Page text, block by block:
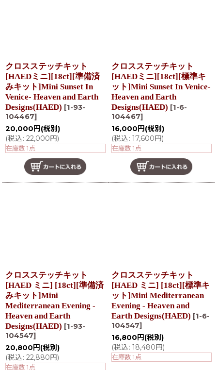
クロスステッチキット
[HAEDミニ][18ct][準備済
みキット]Mini Sunset In
Venice- Heaven and Earth
Designs(HAED) [1-93-
104467]
20,000 円 (税別)
(税込: 22,000円)
在庫数 1点
クロスステッチキット
[HAEDミニ][18ct][標準キ
ット]Mini Sunset In Venice-
Heaven and Earth
Designs(HAED) [1-6-
104467]
16,000 円 (税別)
(税込: 17,600円)
在庫数 1点
クロスステッチキット
[HAED ミニ] [18ct][準備済
みキット]Mini
Mediterranean Evening -
Heaven and Earth
Designs(HAED) [1-93-
104547]
20,800 円 (税別)
(税込: 22,880円)
在庫数 1点
クロスステッチキット
[HAED ミニ] [18ct][標準キ
ット]Mini Mediterranean
Evening - Heaven and
Earth Designs(HAED) [1-6-
104547]
16,800 円 (税別)
(税込: 18,480円)
在庫数 1点